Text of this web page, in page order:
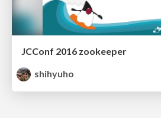
JCConf 2016 zookeeper
shihyuho